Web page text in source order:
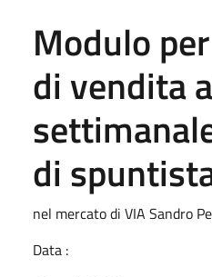
Modulo
di vendita
di
nel mercato di VIA Sandro
Data :